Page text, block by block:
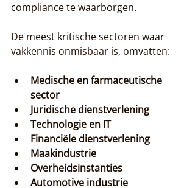
compliance te waarborgen.
De meest kritische sectoren waar
vakkennis onmisbaar is, omvatten:
Medische en farmaceutische
sector
Juridische dienstverlening
Technologie en IT
Financiële dienstverlening
Maakindustrie
Overheidsinstanties
Automotive industrie